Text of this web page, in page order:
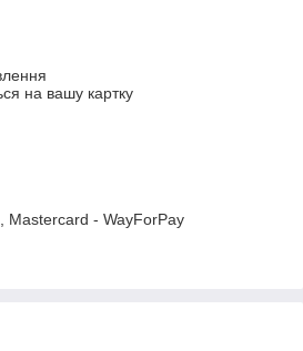
на вашу картку
Mastercard - WayForPay